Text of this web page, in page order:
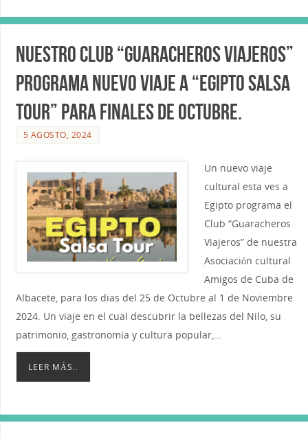
Nuestro club “Guaracheros Viajeros”
programa nuevo viaje a “Egipto Salsa
Tour” para finales de Octubre.
5 AGOSTO, 2024
Un nuevo viaje
cultural esta ves a
Egipto programa el
Club “Guaracheros
Viajeros” de nuestra
Asociación cultural
Amigos de Cuba de
Albacete, para los dias del 25 de Octubre al 1 de Noviembre
2024. Un viaje en el cual descubrir la bellezas del Nilo, su
patrimonio, gastronomía y cultura popular,…
LEER MÁS..